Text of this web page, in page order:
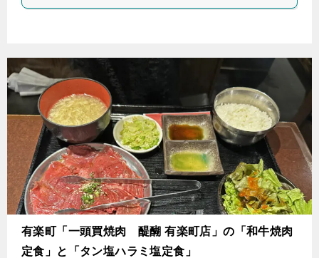
有楽町「一頭買焼肉 醍醐 有楽町店」の「和牛焼肉
定食」と「タン塩ハラミ塩定食」